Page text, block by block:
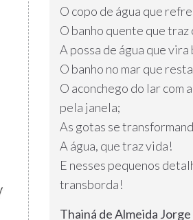
O copo de água que
O banho quente que traz
A possa de água que
O banho no mar que
O aconchego do lar com
pela janela;
As gotas se
A água, que traz vida!
E nesses pequenos
transborda!
Thainá de Almeida